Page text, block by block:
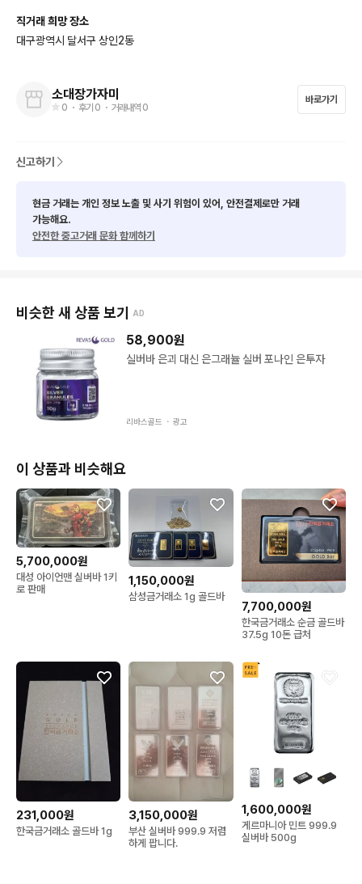
직거래 희망 장소
대구광역시 달서구 상인2동
소대장가자미
0 ・ 후기 0 ・ 거래내역 0
바로가기
신고하기
현금 거래는 개인 정보 노출 및 사기 위험이 있어, 안전결제로만 거래
가능해요.
안전한 중고거래 문화 함께하기
비슷한 새 상품 보기 AD
58,900원
실버바 은괴 대신 은그래뉼 실버 포나인 은투자
리바스골드 ・ 광고
이 상품과 비슷해요
5,700,000원
대성 아이언맨 실버바 1키
로 판매
1,150,000원
삼성금거래소 1g 골드바
7,700,000원
한국금거래소 순금 골드바
37.5g 10돈 급처
231,000원
한국금거래소 골드바 1g
3,150,000원
부산 실버바 999.9 저렴
하게 팝니다.
1,600,000원
게르마니아 민트 999.9
실버바 500g